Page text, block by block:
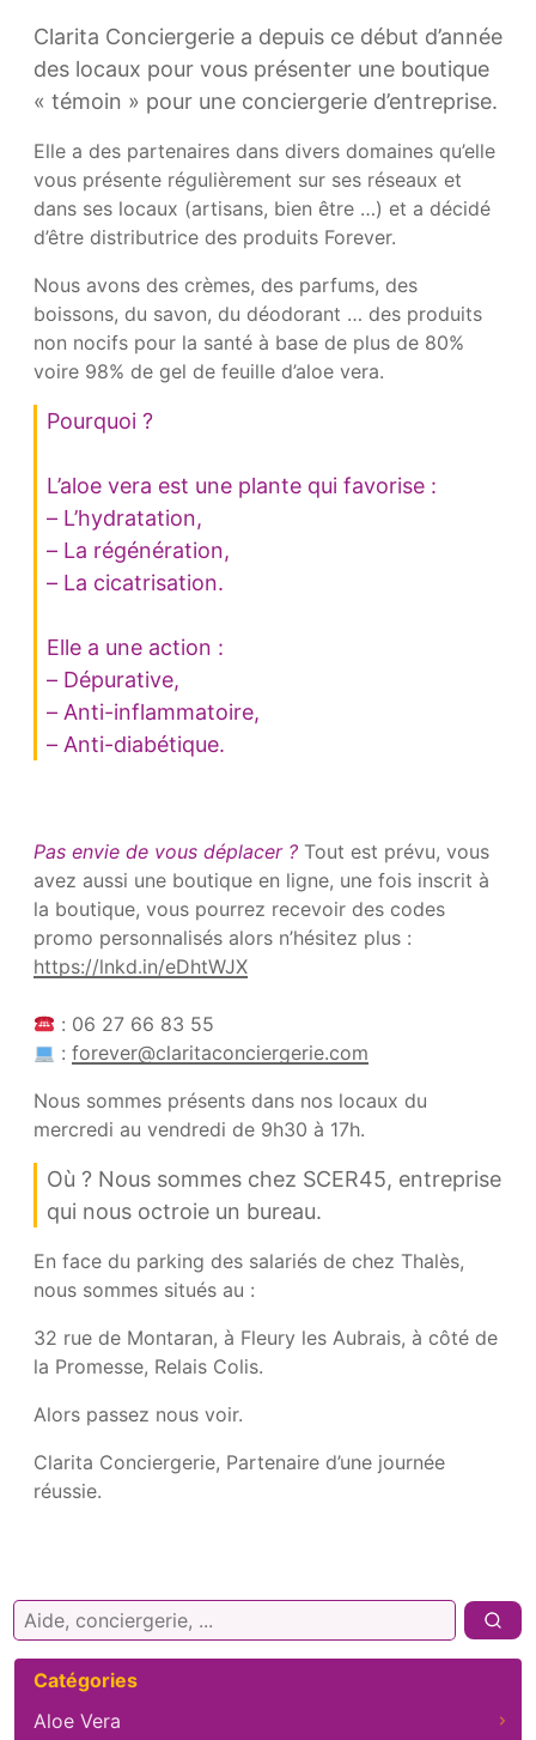
Clarita Conciergerie a depuis ce début d’année
des locaux pour vous présenter une boutique
« témoin » pour une conciergerie d’entreprise.
Elle a des partenaires dans divers domaines qu’elle
vous présente régulièrement sur ses réseaux et
dans ses locaux (artisans, bien être …) et a décidé
d’être distributrice des produits Forever.
Nous avons des crèmes, des parfums, des
boissons, du savon, du déodorant … des produits
non nocifs pour la santé à base de plus de 80%
voire 98% de gel de feuille d’aloe vera.
Pourquoi ?
L’aloe vera est une plante qui favorise :
– L’hydratation,
– La régénération,
– La cicatrisation.
Elle a une action :
– Dépurative,
– Anti-inflammatoire,
– Anti-diabétique.
Pas envie de vous déplacer ? Tout est prévu, vous
avez aussi une boutique en ligne, une fois inscrit à
la boutique, vous pourrez recevoir des codes
promo personnalisés alors n’hésitez plus :
https://lnkd.in/eDhtWJX
: 06 27 66 83 55
:forever@claritaconciergerie.com
Nous sommes présents dans nos locaux du
mercredi au vendredi de 9h30 à 17h.
Où ? Nous sommes chez SCER45, entreprise
qui nous octroie un bureau.
En face du parking des salariés de chez Thalès,
nous sommes situés au :
32 rue de Montaran, à Fleury les Aubrais, à côté de
la Promesse, Relais Colis.
Alors passez nous voir.
Clarita Conciergerie, Partenaire d’une journée
réussie.
Rechercher :
Catégories
Aloe Vera